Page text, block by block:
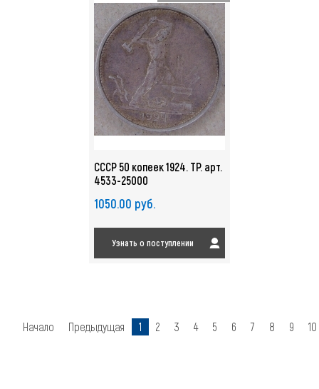
СССР 50 копеек 1924. ТР. арт.
4533-25000
1050.00 руб.
Узнать о поступлении
Начало Предыдущая 1 2 3 4 5 6 7 8 9 10